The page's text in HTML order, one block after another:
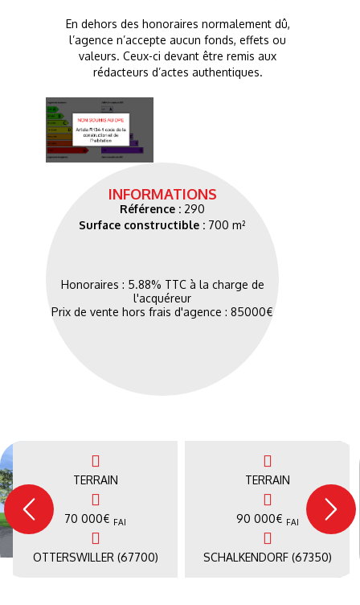
En dehors des honoraires normalement dû,
l’agence n’accepte aucun fonds, effets ou
valeurs. Ceux-ci devant être remis aux
rédacteurs d’actes authentiques.
INFORMATIONS
Référence : 290
Surface constructible : 700 m²
Honoraires : 5.88% TTC à la charge de
l'acquéreur
Prix de vente hors frais d'agence : 85000€
TERRAIN
70 000€ FAI
OTTERSWILLER (67700)
TERRAIN
90 000€ FAI
SCHALKENDORF (67350)